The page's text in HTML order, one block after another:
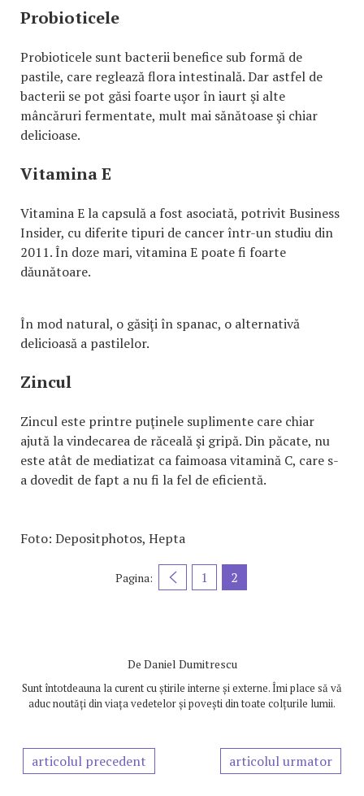
Probioticele
Probioticele sunt bacterii benefice sub formă de
pastile, care reglează flora intestinală. Dar astfel de
bacterii se pot găsi foarte uşor în iaurt şi alte
mâncăruri fermentate, mult mai sănătoase şi chiar
delicioase.
Vitamina E
Vitamina E la capsulă a fost asociată, potrivit Business
Insider, cu diferite tipuri de cancer într-un studiu din
2011. În doze mari, vitamina E poate fi foarte
dăunătoare.
În mod natural, o găsiţi în spanac, o alternativă
delicioasă a pastilelor.
Zincul
Zincul este printre puţinele suplimente care chiar
ajută la vindecarea de răceală şi gripă. Din păcate, nu
este atât de mediatizat ca faimoasa vitamină C, care s-
a dovedit de fapt a nu fi la fel de eficientă.
Foto: Depositphotos, Hepta
Pagina: 1 2
De Daniel Dumitrescu
Sunt întotdeauna la curent cu știrile interne și externe. Îmi place să vă
aduc noutăți din viața vedetelor și povești din toate colțurile lumii.
articolul precedent articolul urmator